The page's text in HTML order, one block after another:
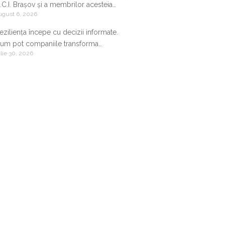
Brașov și a membrilor acesteia
05.08.2026
6, 2026
începe cu decizii informate.
pot companiile transforma
de business într-un avantaj
30, 2026